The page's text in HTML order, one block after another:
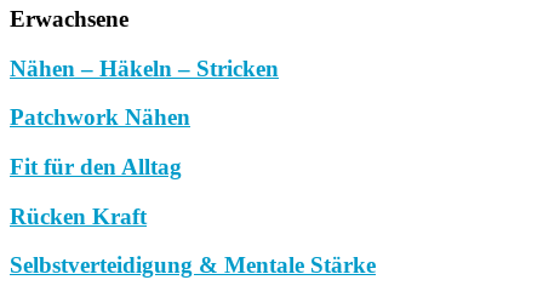
Erwachsene
Nähen – Häkeln – Stricken
Patchwork Nähen
Fit für den Alltag
Rücken Kraft
Selbstverteidigung & Mentale Stärke